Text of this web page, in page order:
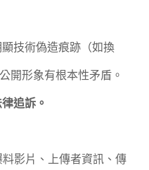
技術偽造痕跡（如換
開形象有根本性矛盾。
追訴。
影片、上傳者資訊、傳